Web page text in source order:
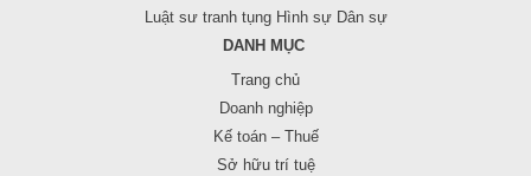
Luật sư tranh tụng Hình sự Dân sự
DANH MỤC
Trang chủ
Doanh nghiệp
Kế toán – Thuế
Sở hữu trí tuệ